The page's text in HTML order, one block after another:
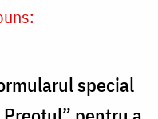
special